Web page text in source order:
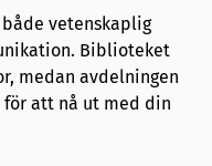
vetenskaplig
Biblioteket
medan avdelningen
att nå ut med din